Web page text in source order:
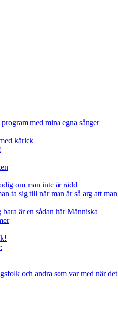
med mina egna sånger
kärlek
om man inte är rädd
ta sig till när man är så arg att
är en sådan här Människa
och andra som var med när